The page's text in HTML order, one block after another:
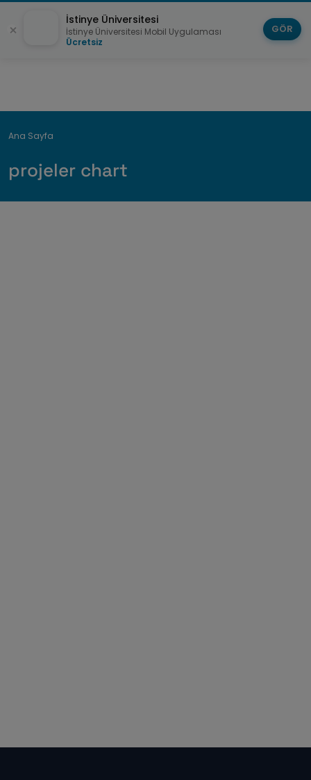
Sayfa
Ana Sayfa
projeler chart
İstinye Üniversitesi
İstinye Üniversitesi Mobil Uygulaması
Ücretsiz
GÖR